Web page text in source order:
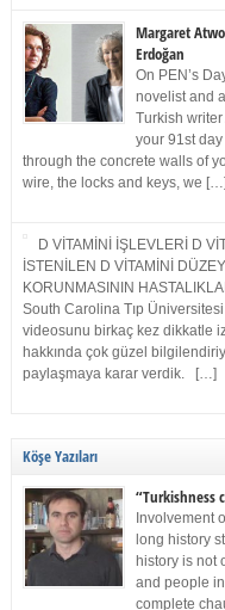
Margaret
Erdoğan
On PEN’s
novelist and
Turkish
your 91st
through the concrete walls of
wire, the locks and keys, we […]
D VİTAMİNİ İŞLEVLERİ D
İSTENİLEN D VİTAMİNİ
KORUNMASININ
South Carolina Tıp
videosunu birkaç kez dikkatle
hakkında çok güzel
paylaşmaya karar verdik. […]
Köşe Yazıları
“Turkishness
Involvement
long history
history is not
and people
complete